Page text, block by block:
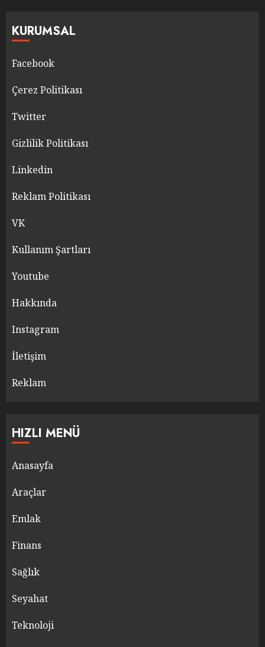
KURUMSAL
Facebook
Çerez Politikası
Twitter
Gizlilik Politikası
Linkedin
Reklam Politikası
VK
Kullanım Şartları
Youtube
Hakkında
Instagram
İletişim
Reklam
HIZLI MENÜ
Anasayfa
Araçlar
Emlak
Finans
Sağlık
Seyahat
Teknoloji